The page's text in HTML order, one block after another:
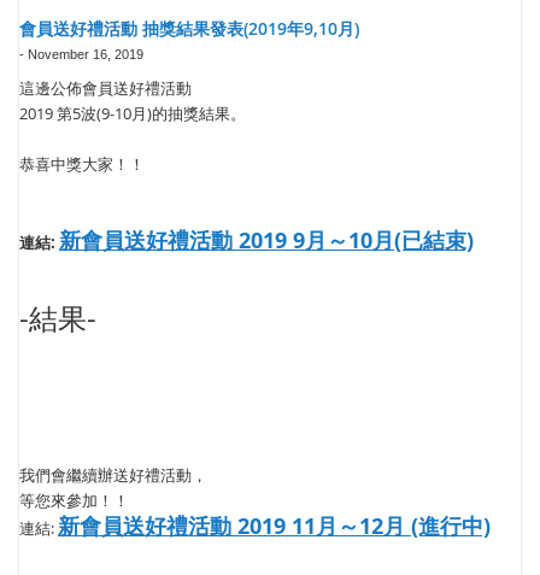
會員送好禮活動 抽獎結果發表(2019年9,10月)
- November 16, 2019
這邊公佈會員送好禮活動
2019 第5波(9-10月)的抽獎結果。
恭喜中獎大家！！
連結: 新會員送好禮活動 2019 9月～10月(已結束)
-結果-
我們會繼續辦送好禮活動，
等您來參加！！
連結:新會員送好禮活動 2019 11月～12月 (進行中)